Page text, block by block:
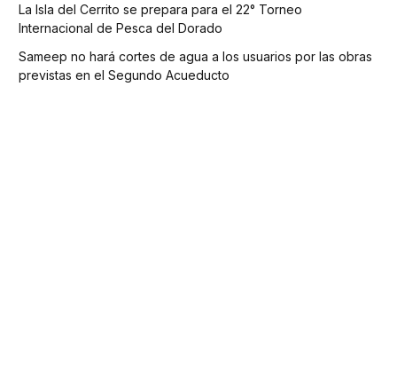
La Isla del Cerrito se prepara para el 22° Torneo
Internacional de Pesca del Dorado
Sameep no hará cortes de agua a los usuarios por las obras
previstas en el Segundo Acueducto